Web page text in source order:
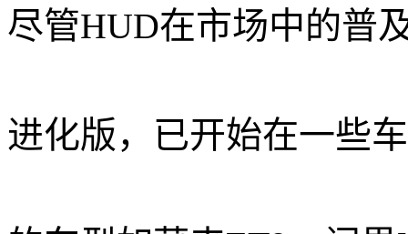
尽管HUD在市场中的普
进化版，已开始在一些